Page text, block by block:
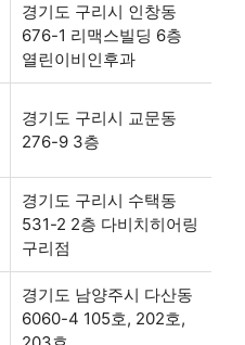
경기도 구리시 인창동
676-1 리맥스빌딩 6층
열린이비인후과
경기도 구리시 교문동
276-9 3층
경기도 구리시 수택동
531-2 2층 다비치히어링
구리점
경기도 남양주시 다산동
6060-4 105호, 202호,